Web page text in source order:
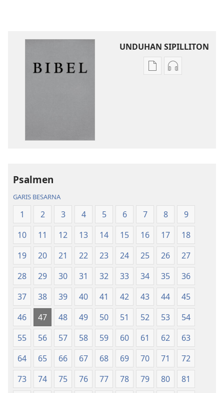
UNDUHAN SIPILLITON
Sipilliton
Naeng
Mangolu
di
Tano
na
Imbaru
Sipiliton
Naeng
Mangolu
di
Tano
na
Imbaru
Psalmen
GARIS BESARNA
1 2 3 4 5 6 7 8
9
10
11 12 13 14 15 16 17
18
19
20 21 22 23 24 25 26
27
28
29 30 31 32 33 34 35
36
37
38 39 40 41 42 43 44
45
46
47 48 49 50 51 52 53
54
55
56 57 58 59 60 61 62
63
64
65 66 67 68 69 70 71
72
73
74 75 76 77 78 79 80
81